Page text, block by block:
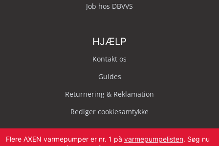
Job hos DBVVS
HJÆLP
Kontakt os
Guides
Returnering & Reklamation
Rediger cookiesamtykke
Flere AXEN varmepumper er nr. 1 på varmepumpelisten. Søg nu